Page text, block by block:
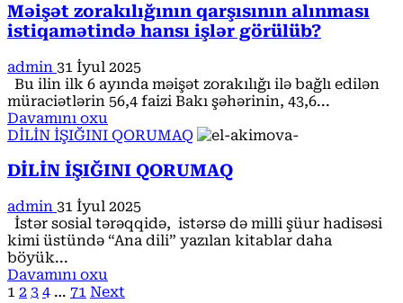
edilmiş
ərazilərdə
hotellərin
ƏDV-
ni
geri
qaytarması
imkanları
dəyərləndirilib
Məişət zorakılığının qarşısının alınması
istiqamətində hansı işlər görülüb?
admin 31 İyul 2025
Bu ilin ilk 6 ayında məişət zorakılığı ilə bağlı edilən
müraciətlərin 56,4 faizi Bakı şəhərinin, 43,6...
Davamını oxu
more
Məişət
zorakılığının
qarşısının
alınması
istiqamətində
görülüb?
DİLİN İŞIĞINI QORUMAQ
DİLİN İŞIĞINI QORUMAQ
admin 31 İyul 2025
İstər sosial tərəqqidə, istərsə də milli şüur hadisəsi
kimi üstündə “Ana dili” yazılan kitablar daha
böyük...
Davamını oxu
more
Posts
1 2 3 4 … 71 Next